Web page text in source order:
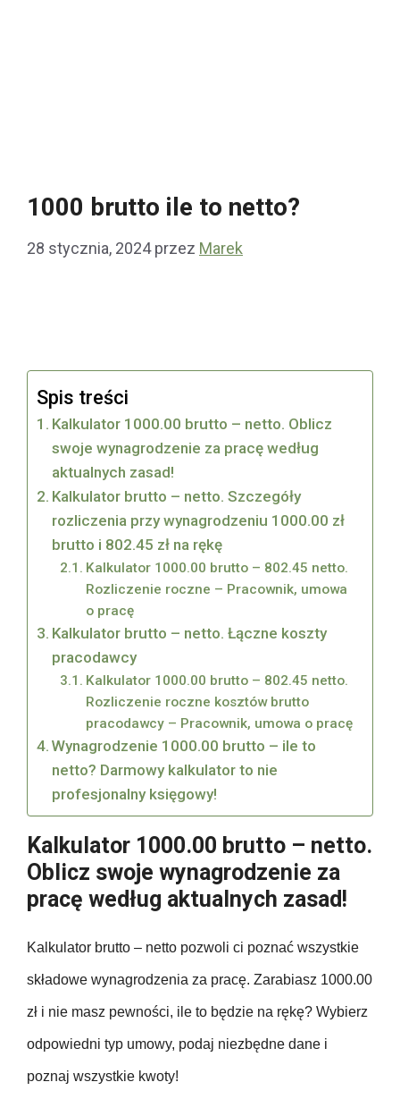
1000 brutto ile to netto?
28 stycznia, 2024 przez Marek
Spis treści
Kalkulator 1000.00 brutto – netto. Oblicz
swoje wynagrodzenie za pracę według
aktualnych zasad!
Kalkulator brutto – netto. Szczegóły
rozliczenia przy wynagrodzeniu 1000.00 zł
brutto i 802.45 zł na rękę
Kalkulator 1000.00 brutto – 802.45 netto.
Rozliczenie roczne – Pracownik, umowa
o pracę
Kalkulator brutto – netto. Łączne koszty
pracodawcy
Kalkulator 1000.00 brutto – 802.45 netto.
Rozliczenie roczne kosztów brutto
pracodawcy – Pracownik, umowa o pracę
Wynagrodzenie 1000.00 brutto – ile to
netto? Darmowy kalkulator to nie
profesjonalny księgowy!
Kalkulator 1000.00 brutto – netto.
Oblicz swoje wynagrodzenie za
pracę według aktualnych zasad!
Kalkulator brutto – netto pozwoli ci poznać wszystkie
składowe wynagrodzenia za pracę. Zarabiasz 1000.00
zł i nie masz pewności, ile to będzie na rękę? Wybierz
odpowiedni typ umowy, podaj niezbędne dane i
poznaj wszystkie kwoty!